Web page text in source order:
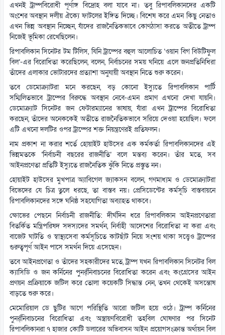
এখনই ট্রাম্পবিরোধী পূর্ণাঙ্গ বিদ্রোহ বলা যাবে না। তবু রিপাবলিকানদের একটি
অংশের অবস্থান দলীয় ঐক্যে ফাটলের ইঙ্গিত দিচ্ছে। বিশেষ করে এমন কিছু নেতাও
এখন ভিন্ন অবস্থান নিচ্ছেন, যাঁদের রাজনৈতিকভাবে কোণঠাসা করতে অতীতে ট্রাম্প
নিজেই ভূমিকা রেখেছিলেন।
রিপাবলিকান সিনেটর টম টিলিস, যিনি ট্রাম্পের বহুল আলোচিত ‘ওয়ান বিগ বিউটিফুল
বিল’-এর বিরোধিতা করেছিলেন, বলেন, নির্বাচনের সময় ঘনিয়ে এলে জনপ্রতিনিধিরা
তাঁদের এলাকার ভোটারদের প্রত্যাশা অনুযায়ী অবস্থান নিতে শুরু করেন।
তবে ডেমোক্র্যাটরা মনে করছেন, বড় কোনো ইস্যুতে রিপাবলিকান পার্টি
সম্মিলিতভাবে ট্রাম্পের বিরুদ্ধে অবস্থান নেবে-এমন প্রমাণ এখনো দেখা যায়নি।
ডেমোক্র্যাট সিনেটর জন ফেটারম্যানের ভাষায়, যাঁরা এখন ট্রাম্পের বিরোধিতা
করছেন, তাঁদের অনেককেই অতীতে রাজনৈতিকভাবে সরিয়ে দেওয়া হয়েছিল। ফলে
এটি এখনো দলটির ওপর ট্রাম্পের শক্ত নিয়ন্ত্রণেরই প্রতিফলন।
নাম প্রকাশ না করার শর্তে হোয়াইট হাউসের এক কর্মকর্তা রিপাবলিকানদের এই
ভিন্নমতকে ‘নির্বাচনী বছরের রাজনীতি’ বলে মন্তব্য করেন। তাঁর মতে, সব
আইনপ্রণেতা প্রতিটি ইস্যুতে রাজনৈতিক ঝুঁকি নিতে প্রস্তুত নন।
হোয়াইট হাউসের মুখপাত্র অ্যাবিগেল জ্যাকসন বলেন, গণমাধ্যম ও ডেমোক্র্যাটরা
বিভেদের যে চিত্র তুলে ধরছে, তা বাস্তব নয়। প্রেসিডেন্টের কর্মসূচি বাস্তবায়নে
রিপাবলিকানদের সঙ্গে ঘনিষ্ঠ সহযোগিতা অব্যাহত থাকবে।
ক্ষোভের পেছনে নির্বাচনী রাজনীতি: দীর্ঘদিন ধরে রিপাবলিকান আইনপ্রণেতারা
বিতর্কিত মন্ত্রিপরিষদ সদস্যদের সমর্থন, নির্বাহী আদেশের বিরোধিতা না করা এবং
বাজেট ঘাটতি ও স্বাস্থ্যসেবা কর্মসূচিতে কাটছাঁট নিয়ে সংশয় থাকা সত্ত্বেও ট্রাম্পের
গুরুত্বপূর্ণ আইন পাসে সমর্থন দিয়ে এসেছেন।
তবে আইনপ্রণেতা ও তাঁদের সহকারীদের মতে, ট্রাম্প যখন রিপাবলিকান সিনেটর বিল
ক্যাসিডি ও জন কর্নিনের পুনর্র্নিবাচনের বিরোধিতা করেন এবং কংগ্রেসের আইন
প্রণয়ন প্রক্রিয়াকে জটিল করে তোলা কয়েকটি সিদ্ধান্ত নেন, তখন থেকেই অসন্তোষ
বাড়তে শুরু করে।
মেমোরিয়াল ডে ছুটির আগে পরিস্থিতি আরো জটিল হয়ে ওঠে। ট্রাম্প কর্নিনের
পুনর্র্নিবাচনের বিরোধিতা এবং অস্ত্রায়ণবিরোধী তহবিল ঘোষণার পর সিনেট
রিপাবলিকানরা ৭ হাজার কোটি ডলারের অভিবাসন আইন প্রয়োগসংক্রান্ত অর্থায়ন বিল